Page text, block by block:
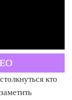
кто